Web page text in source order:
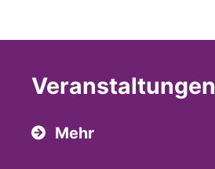
Veranstaltungen
Mehr